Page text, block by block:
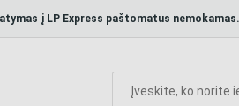
į LP Express paštomatus nemokamas.